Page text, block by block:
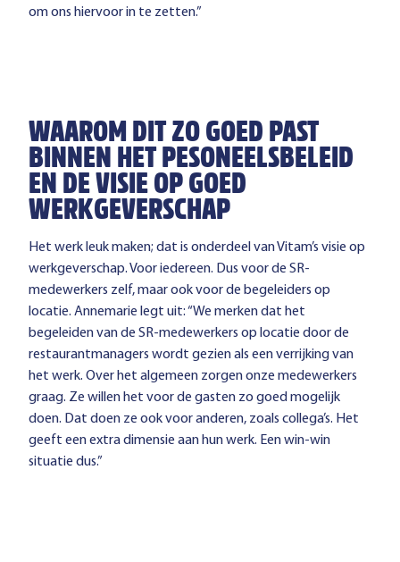
om ons hiervoor in te zetten.”
WAAROM DIT ZO GOED PAST
BINNEN HET PESONEELSBELEID
EN DE VISIE OP GOED
WERKGEVERSCHAP
Het werk leuk maken; dat is onderdeel van Vitam’s visie op
werkgeverschap. Voor iedereen. Dus voor de SR-
medewerkers zelf, maar ook voor de begeleiders op
locatie. Annemarie legt uit: “We merken dat het
begeleiden van de SR-medewerkers op locatie door de
restaurantmanagers wordt gezien als een verrijking van
het werk. Over het algemeen zorgen onze medewerkers
graag. Ze willen het voor de gasten zo goed mogelijk
doen. Dat doen ze ook voor anderen, zoals collega’s. Het
geeft een extra dimensie aan hun werk. Een win-win
situatie dus.”